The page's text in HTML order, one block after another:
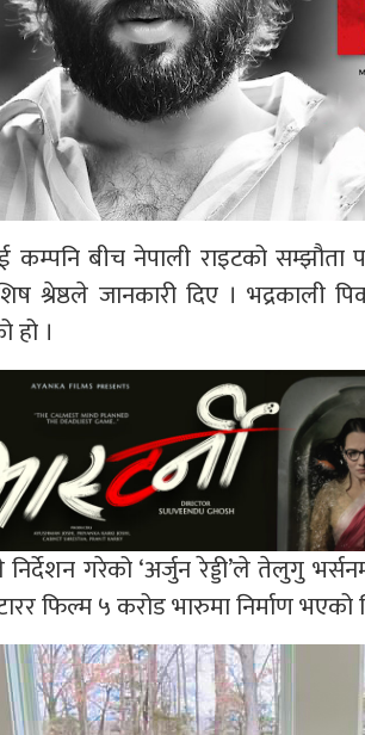
कम्पनि बीच नेपाली राइटको सम्झौता
श्रेष्ठले जानकारी दिए । भद्रकाली
हो ।
गरेको ‘अर्जुन रेड्डी’ले तेलुगु
फिल्म ५ करोड भारुमा निर्माण भएको